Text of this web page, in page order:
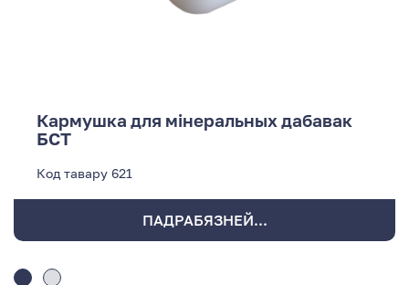
Кармушка для мінеральных дабавак
БСТ
Код тавару 621
ПАДРАБЯЗНЕЙ...